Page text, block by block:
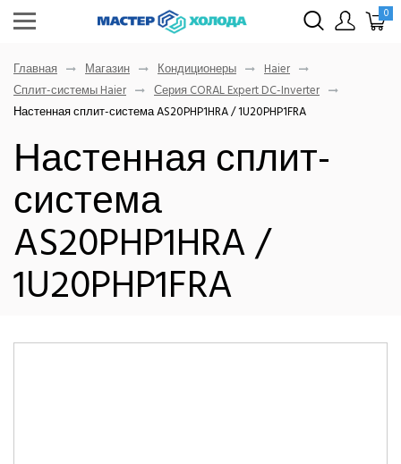
0
Главная Магазин Кондиционеры
Haier
Сплит-системы Haier
Серия CORAL Expert DC-Inverter
Настенная сплит-система AS20PHP1HRA / 1U20PHP1FRA
Настенная сплит-
система
AS20PHP1HRA /
1U20PHP1FRA